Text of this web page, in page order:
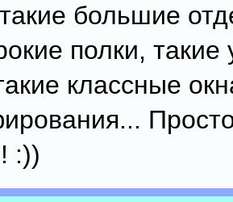
большие
полки, такие
классные
:))